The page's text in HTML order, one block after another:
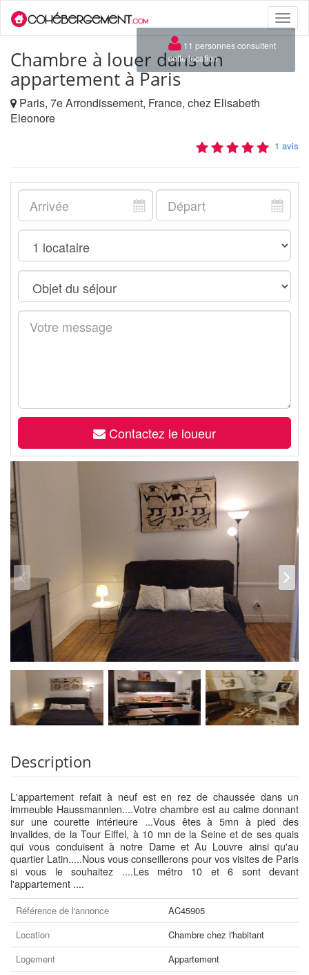
Toggle
Chambre à louer dans un
appartement à Paris
Paris, 7e Arrondissement, France, chez Elisabeth
Eleonore
1 avis
Contactez le loueur
Description
L'appartement refait à neuf est en rez de chaussée dans un
immeuble Haussmannien....Votre chambre est au calme donnant
sur une courette intérieure ...Vous êtes à 5mn à pied des
invalides, de la Tour Eiffel, à 10 mn de la Seine et de ses quais
qui vous conduisent à notre Dame et Au Louvre ainsi qu'au
quartier Latin.....Nous vous conseillerons pour vos visites de Paris
si vous le souhaitez ....Les métro 10 et 6 sont devant
l'appartement ....
Référence de l'annonce
AC45905
Location
Chambre chez l'habitant
Logement
Appartement
×
11 personnes consultent
cette location